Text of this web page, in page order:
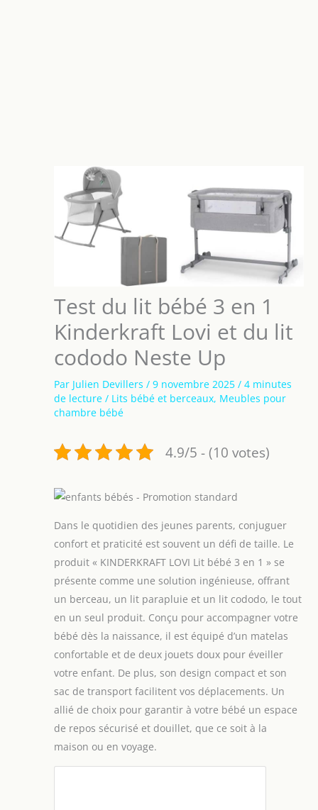
Test du lit bébé 3 en 1
Kinderkraft Lovi et du lit
cododo Neste Up
Par Julien Devillers / 9 novembre 2025 / 4 minutes
de lecture / Lits bébé et berceaux, Meubles pour
chambre bébé
4.9/5 - (10 votes)
Dans le quotidien des jeunes parents, conjuguer
confort et praticité est souvent un défi de taille. Le
produit « KINDERKRAFT LOVI Lit bébé 3 en 1 » se
présente comme une solution ingénieuse, offrant
un berceau, un lit parapluie et un lit cododo, le tout
en un seul produit. Conçu pour accompagner votre
bébé dès la naissance, il est équipé d’un matelas
confortable et de deux jouets doux pour éveiller
votre enfant. De plus, son design compact et son
sac de transport facilitent vos déplacements. Un
allié de choix pour garantir à votre bébé un espace
de repos sécurisé et douillet, que ce soit à la
maison ou en voyage.